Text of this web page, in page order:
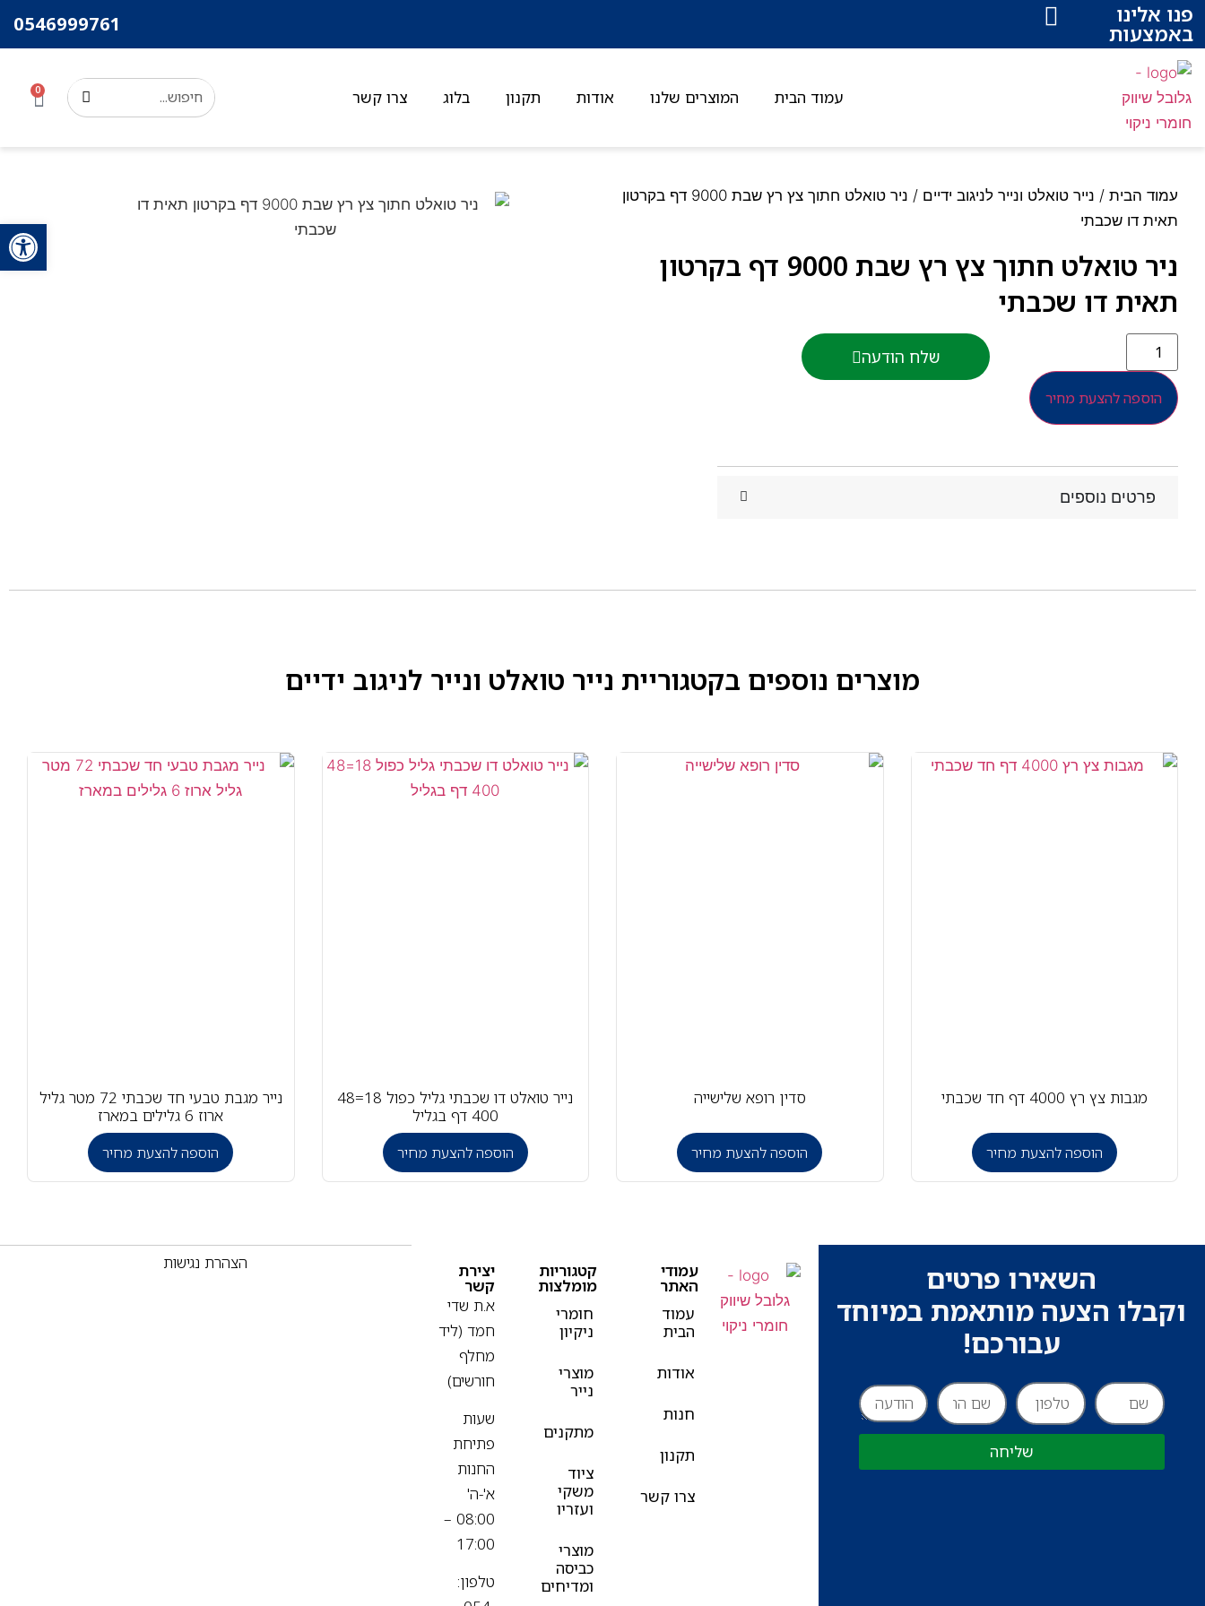
פתח
פנו אלינו
באמצעות 0546999761
עמוד הבית המוצרים שלנו אודות תקנון בלוג צרו קשר 0
עמוד הבית / נייר טואלט ונייר לניגוב ידיים
/ ניר טואלט חתוך צץ רץ שבת 9000 דף בקרטון
תאית דו שכבתי
ניר טואלט חתוך צץ רץ שבת 9000 דף בקרטון
תאית דו שכבתי
הוספה להצעת מחיר
שלח הודעה
פרטים נוספים
מוצרים נוספים בקטגוריית נייר טואלט ונייר לניגוב ידיים
מגבות צץ רץ 4000 דף חד שכבתי
הוספה להצעת מחיר
סדין רופא שלישייה
הוספה להצעת מחיר
נייר טואלט דו שכבתי גליל כפול 18=48
400 דף בגליל
הוספה להצעת מחיר
נייר מגבת טבעי חד שכבתי 72 מטר גליל
ארוז 6 גלילים במארז
הוספה להצעת מחיר
השאירו פרטים
וקבלו הצעה מותאמת במיוחד
עבורכם!
שליחה
עמודי
האתר
עמוד
הבית
אודות
חנות
תקנון
צרו קשר
קטגוריות
מומלצות
חומרי
ניקיון
מוצרי
נייר
מתקנים
ציוד
משקי
ועזריו
מוצרי
כביסה
ומדיחים
יצירת
קשר
א.ת שדי
חמד (ליד
מחלף
חורשים)
שעות
פתיחת
החנות
א'-ה'
08:00 –
17:00
טלפון:
הצהרת נגישות